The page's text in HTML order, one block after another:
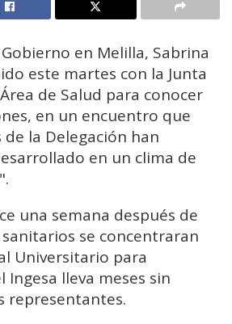
en Melilla, Sabrina
este martes con la Junta
de Salud para conocer
en un encuentro que
la Delegación han
en un clima de
una semana después de
se concentraran
Universitario para
Ingesa lleva meses sin
representantes.